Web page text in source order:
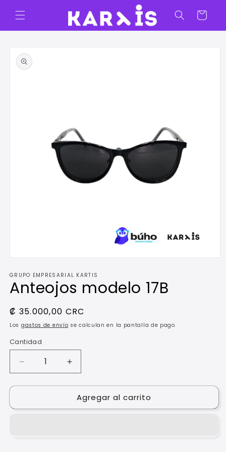
directamente
al contenido
Carrito
información
del producto
multimedia
1
en
ventana
modal
GRUPO EMPRESARIAL KARTIS
Anteojos modelo 17B
Precio
habitual
₡ 35.000,00 CRC
Los gastos de envío se calculan en la pantalla de pago.
Cantidad
Reducir
cantidad
para
modelo
Aumentar
cantidad
para
Anteojos
modelo
Agregar al carrito